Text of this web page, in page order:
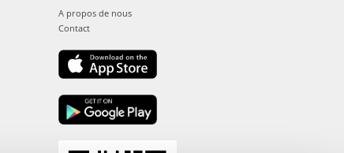
A propos de nous
Contact